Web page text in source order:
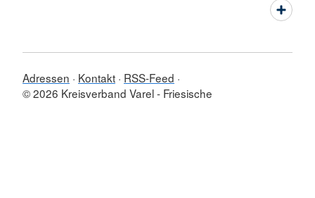
Adressen Kontakt RSS-Feed
© 2026 Kreisverband Varel - Friesische